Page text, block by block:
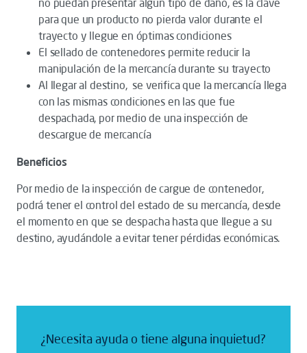
no puedan presentar algún tipo de daño, es la clave
para que un producto no pierda valor durante el
trayecto y llegue en óptimas condiciones
El sellado de contenedores permite reducir la
manipulación de la mercancía durante su trayecto
Al llegar al destino, se verifica que la mercancía llega
con las mismas condiciones en las que fue
despachada, por medio de una inspección de
descargue de mercancía
Beneficios
Por medio de la inspección de cargue de contenedor,
podrá tener el control del estado de su mercancía, desde
el momento en que se despacha hasta que llegue a su
destino, ayudándole a evitar tener pérdidas económicas.
¿Necesita ayuda o tiene alguna inquietud?